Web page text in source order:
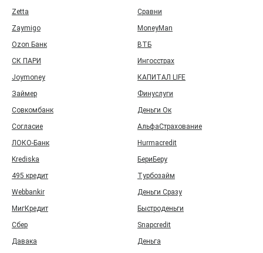
Zetta
Сравни
Zaymigo
MoneyMan
Ozon Банк
ВТБ
СК ПАРИ
Ингосстрах
Joymoney
КАПИТАЛ LIFE
Займер
Финуслуги
Совкомбанк
Деньги Ок
Согласие
АльфаСтрахование
ЛОКО-Банк
Hurmacredit
Krediska
БериБеру
495 кредит
Турбозайм
Webbankir
Деньги Сразу
МигКредит
Быстроденьги
Сбер
Snapcredit
Давака
Деньга